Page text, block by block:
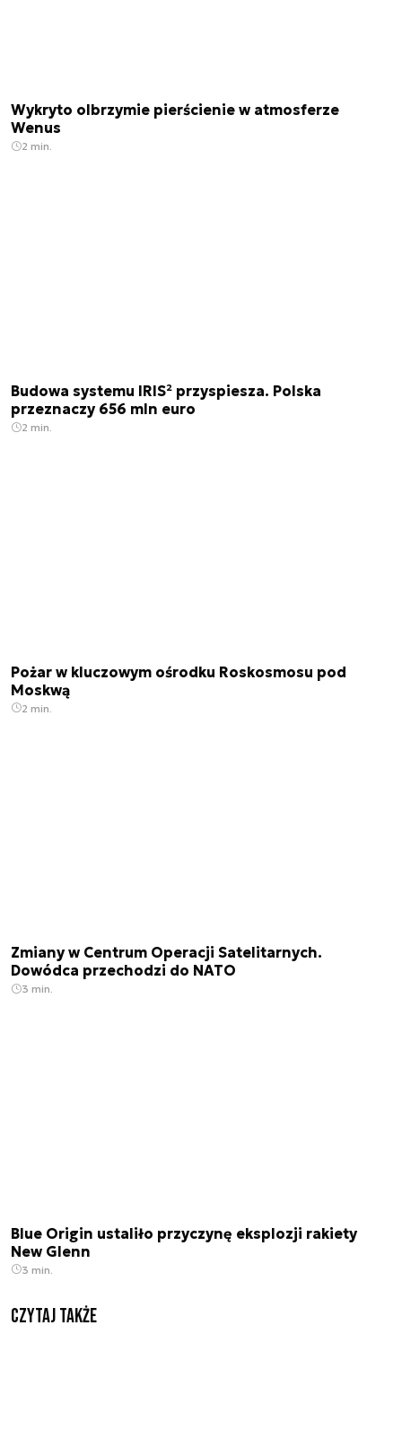
Wykryto olbrzymie pierścienie w atmosferze
Wenus
2 min.
Budowa systemu IRIS² przyspiesza. Polska
przeznaczy 656 mln euro
2 min.
Pożar w kluczowym ośrodku Roskosmosu pod
Moskwą
2 min.
Zmiany w Centrum Operacji Satelitarnych.
Dowódca przechodzi do NATO
3 min.
Blue Origin ustaliło przyczynę eksplozji rakiety
New Glenn
3 min.
Czytaj także